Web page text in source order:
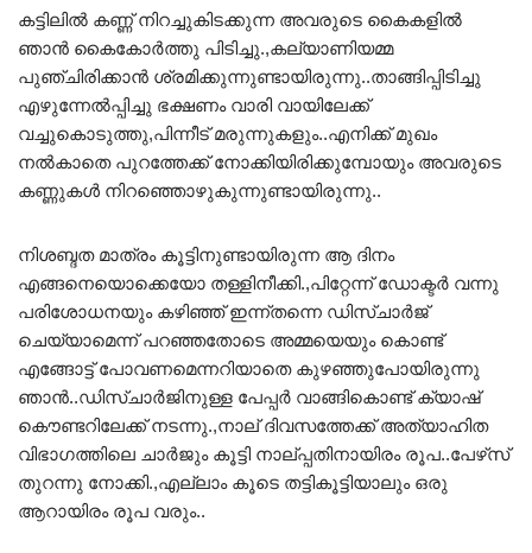
കട്ടിലിൽ കണ്ണ് നിറച്ചുകിടക്കുന്ന അവരുടെ കൈകളിൽ
ഞാൻ കൈകോർത്തു പിടിച്ചു.,കല്യാണിയമ്മ
പുഞ്ചിരിക്കാൻ ശ്രമിക്കുന്നുണ്ടായിരുന്നു..താങ്ങിപ്പിടിച്ചു
എഴുന്നേൽപ്പിച്ചു ഭക്ഷണം വാരി വായിലേക്ക്
വച്ചുകൊടുത്തു,പിന്നീട് മരുന്നുകളും..എനിക്ക് മുഖം
നൽകാതെ പുറത്തേക്ക് നോക്കിയിരിക്കുമ്പോയും അവരുടെ
കണ്ണുകൾ നിറഞ്ഞൊഴുകുന്നുണ്ടായിരുന്നു..
നിശബ്ദത മാത്രം കൂട്ടിനുണ്ടായിരുന്ന ആ ദിനം
എങ്ങനെയൊക്കെയോ തള്ളിനീക്കി.,പിറ്റേന്ന് ഡോക്ടർ വന്നു
പരിശോധനയും കഴിഞ്ഞ് ഇന്ന്തന്നെ ഡിസ്ചാർജ്
ചെയ്യാമെന്ന് പറഞ്ഞതോടെ അമ്മയെയും കൊണ്ട്
എങ്ങോട്ട് പോവണമെന്നറിയാതെ കുഴഞ്ഞുപോയിരുന്നു
ഞാൻ..ഡിസ്ചാർജിനുള്ള പേപ്പർ വാങ്ങികൊണ്ട് ക്യാഷ്
കൌണ്ടറിലേക്ക് നടന്നു.,നാല് ദിവസത്തേക്ക് അത്യാഹിത
വിഭാഗത്തിലെ ചാർജും കൂട്ടി നാല്പ്പതിനായിരം രൂപ..പേഴ്‌സ്
തുറന്നു നോക്കി.,എല്ലാം കൂടെ തട്ടികൂട്ടിയാലും ഒരു
ആറായിരം രൂപ വരും..